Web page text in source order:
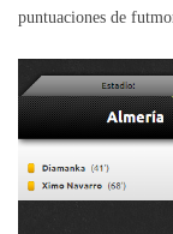
puntuaciones de